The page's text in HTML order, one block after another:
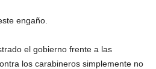
engaño.
el gobierno frente a las
los carabineros simplemente no